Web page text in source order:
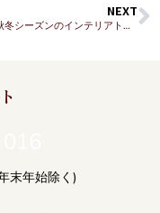
NEXT
2025年秋冬シーズンのインテリアトレンド
末年始除く)